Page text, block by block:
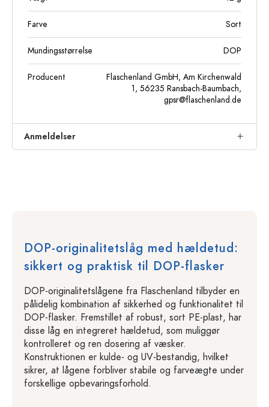
Farve Sort
Mundingsstørrelse DOP
Producent
Flaschenland GmbH, Am Kirchenwald
1, 56235 Ransbach-Baumbach,
gpsr@flaschenland.de
Anmeldelser
DOP-originalitetslåg med hældetud:
sikkert og praktisk til DOP-flasker
DOP-originalitetslågene fra Flaschenland tilbyder en
pålidelig kombination af sikkerhed og funktionalitet til
DOP-flasker. Fremstillet af robust, sort PE-plast, har
disse låg en integreret hældetud, som muliggør
kontrolleret og ren dosering af væsker.
Konstruktionen er kulde- og UV-bestandig, hvilket
sikrer, at lågene forbliver stabile og farveægte under
forskellige opbevaringsforhold.